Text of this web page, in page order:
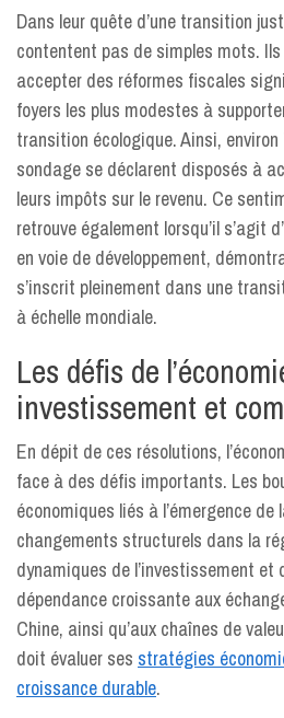
Dans leur quête d’une transition
contentent pas de simples mots.
accepter des réformes fiscales
foyers les plus modestes à
transition écologique. Ainsi,
sondage se déclarent disposés à
leurs impôts sur le revenu. Ce
retrouve également lorsqu’il s’agit
en voie de développement,
s’inscrit pleinement dans une
à échelle mondiale.
Les défis de
investissement et
En dépit de ces résolutions,
face à des défis importants. Les
économiques liés à l’émergence de
changements structurels dans la
dynamiques de l’investissement et
dépendance croissante aux
Chine, ainsi qu’aux chaînes de
doit évaluer ses stratégies
croissance durable.